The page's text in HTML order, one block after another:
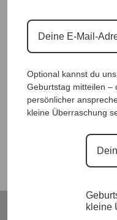
DesignHose Business Chic
79,90€
Optional kannst du
Geburtstag mitteilen –
persönlicher
kleine Überraschung
kleine